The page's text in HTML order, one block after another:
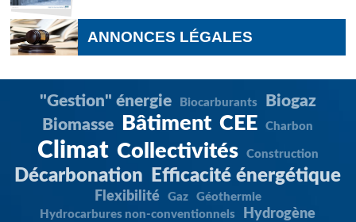
ANNONCES LÉGALES
"Gestion" énergie Biocarburants
Biogaz
Biomasse
Bâtiment CEE Charbon
Climat Collectivités Construction
Décarbonation Efficacité énergétique
Flexibilité Gaz
Géothermie
Hydrocarbures non-conventionnels
Hydrogène